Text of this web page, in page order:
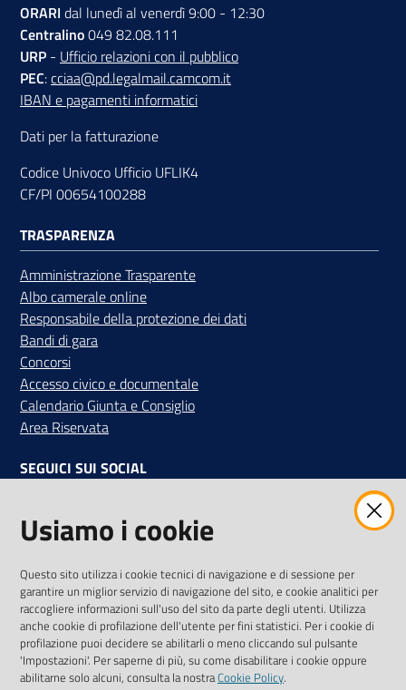
ORARI dal lunedì al venerdì 9:00 - 12:30
Centralino049 82.08.111
URP - Ufficio relazioni con il pubblico
PEC:cciaa@pd.legalmail.camcom.it
IBAN e pagamenti informatici
Dati per la fatturazione
Codice Univoco Ufficio UFLIK4
CF/PI 00654100288
TRASPARENZA
Amministrazione Trasparente
Albo camerale online
Responsabile della protezione dei dati
Bandi di gara
Concorsi
Accesso civico e documentale
Calendario Giunta e Consiglio
Area Riservata
SEGUICI SUI SOCIAL
Ricevi tutti gli aggiornamenti su eventi, nuove opportunità e
adempimenti normativi
Usiamo i cookie
Questo sito utilizza i cookie tecnici di navigazione e di sessione per
garantire un miglior servizio di navigazione del sito, e cookie analitici per
raccogliere informazioni sull'uso del sito da parte degli utenti. Utilizza
anche cookie di profilazione dell'utente per fini statistici. Per i cookie di
profilazione puoi decidere se abilitarli o meno cliccando sul pulsante
'Impostazioni'. Per saperne di più, su come disabilitare i cookie oppure
abilitarne solo alcuni, consulta la nostraCookie Policy.